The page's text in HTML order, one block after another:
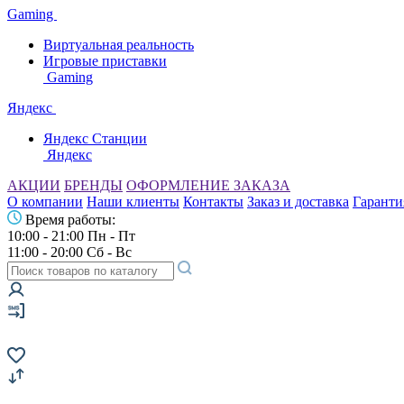
Gaming
Виртуальная реальность
Игровые приставки
Gaming
Яндекс
Яндекс Станции
Яндекс
АКЦИИ БРЕНДЫ ОФОРМЛЕНИЕ ЗАКАЗА
О компании Наши клиенты Контакты Заказ и доставка
Время работы:
10:00 - 21:00 Пн - Пт
11:00 - 20:00 Сб - Вс